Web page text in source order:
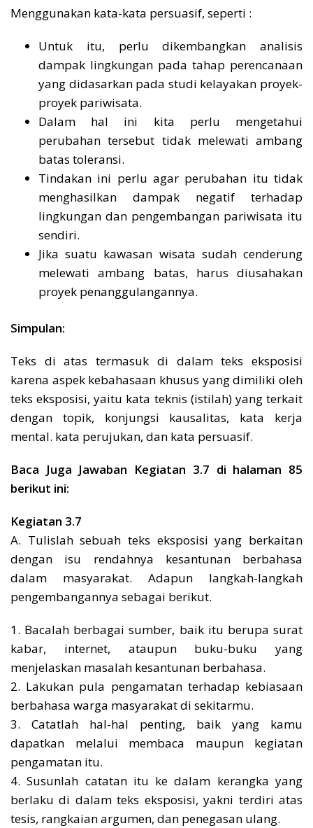
Menggunakan kata-kata persuasif, seperti :
Untuk itu, perlu dikembangkan analisis
dampak lingkungan pada tahap perencanaan
yang didasarkan pada studi kelayakan proyek-
proyek pariwisata.
Dalam hal ini kita perlu mengetahui
perubahan tersebut tidak melewati ambang
batas toleransi.
Tindakan ini perlu agar perubahan itu tidak
menghasilkan dampak negatif terhadap
lingkungan dan pengembangan pariwisata itu
sendiri.
Jika suatu kawasan wisata sudah cenderung
melewati ambang batas, harus diusahakan
proyek penanggulangannya.
Simpulan:
Teks di atas termasuk di dalam teks eksposisi
karena aspek kebahasaan khusus yang dimiliki oleh
teks eksposisi, yaitu kata teknis (istilah) yang terkait
dengan topik, konjungsi kausalitas, kata kerja
mental. kata perujukan, dan kata persuasif.
Baca Juga Jawaban Kegiatan 3.7 di halaman 85
berikut ini:
Kegiatan 3.7
A. Tulislah sebuah teks eksposisi yang berkaitan
dengan isu rendahnya kesantunan berbahasa
dalam masyarakat. Adapun langkah-langkah
pengembangannya sebagai berikut.
1. Bacalah berbagai sumber, baik itu berupa surat
kabar, internet, ataupun buku-buku yang
menjelaskan masalah kesantunan berbahasa.
2. Lakukan pula pengamatan terhadap kebiasaan
berbahasa warga masyarakat di sekitarmu.
3. Catatlah hal-hal penting, baik yang kamu
dapatkan melalui membaca maupun kegiatan
pengamatan itu.
4. Susunlah catatan itu ke dalam kerangka yang
berlaku di dalam teks eksposisi, yakni terdiri atas
tesis, rangkaian argumen, dan penegasan ulang.